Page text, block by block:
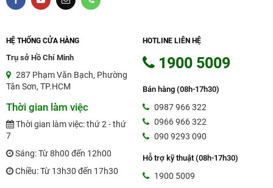
HỆ THỐNG CỬA HÀNG
Trụ sở Hồ Chí Minh
287 Phạm Văn Bạch, Phường
Tân Sơn, TP.HCM
Thời gian làm việc
Thời gian làm việc: thứ 2 - thứ
7
Sáng: Từ 8h00 đến 12h00
Chiều: Từ 13h30 đến 17h30
HOTLINE LIÊN HỆ
1900 5009
Bán hàng (08h-17h30)
0987 966 322
0966 966 322
090 9293 090
Hỗ trợ kỹ thuật (08h-17h30)
1900 5009